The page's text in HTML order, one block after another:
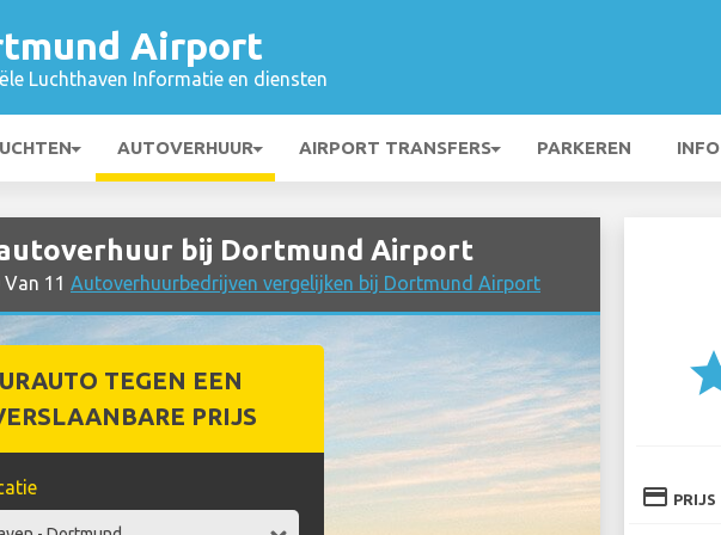
Airport
Luchthaven Informatie en diensten
AUTOVERHUUR AIRPORT TRANSFERS PARKEREN
autoverhuur bij Dortmund Airport
11 Autoverhuurbedrijven vergelijken bij Dortmund Airport
TEGEN EEN
PRIJS
credit_card PRIJS